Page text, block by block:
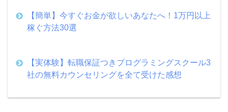
【簡単】今すぐお金が欲しいあなたへ！1万円以上
稼ぐ方法30選
【実体験】転職保証つきプログラミングスクール3
社の無料カウンセリングを全て受けた感想